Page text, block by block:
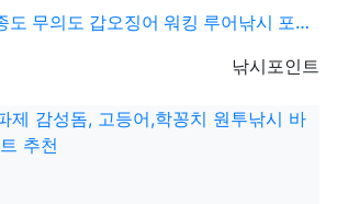
무의도 갑오징어 워킹 루어낚시 포인트 및 채비정…
등록자
낚시포인트